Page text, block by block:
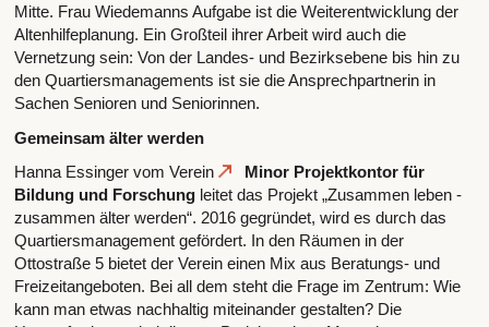
Mitte. Frau Wiedemanns Aufgabe ist die Weiterentwicklung der
Altenhilfeplanung. Ein Großteil ihrer Arbeit wird auch die
Vernetzung sein: Von der Landes- und Bezirksebene bis hin zu
den Quartiersmanagements ist sie die Ansprechpartnerin in
Sachen Senioren und Seniorinnen.
Gemeinsam älter werden
Hanna Essinger vom Verein
Minor Projektkontor für
Bildung und Forschungleitet das Projekt „Zusammen leben -
zusammen älter werden“. 2016 gegründet, wird es durch das
Quartiersmanagement gefördert. In den Räumen in der
Ottostraße 5 bietet der Verein einen Mix aus Beratungs- und
Freizeitangeboten. Bei all dem steht die Frage im Zentrum: Wie
kann man etwas nachhaltig miteinander gestalten? Die